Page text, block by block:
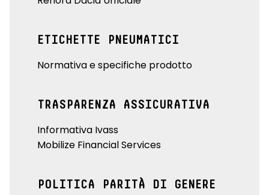
ETICHETTE PNEUMATICI
Normativa e specifiche prodotto
TRASPARENZA ASSICURATIVA
Informativa Ivass
Mobilize Financial Services
POLITICA PARITÀ DI GENERE